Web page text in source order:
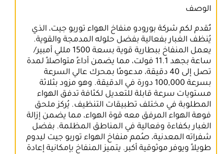
الوصف
تُقدم لكم شركة بورودو منفاخ الهواء توربو جيت، الذي
يُنظف الغبار بفعالية بفضل حلوله المدمجة والقوية.
يعمل المنفاخ ببطارية قوية بسعة 1500 مللي أمبير/
ساعة بجهد 11.1 فولت، مما يضمن أداءً متواصلاً لمدة
تصل إلى 40 دقيقة، مدعومًا بمحرك عالي السرعة
بسرعة 100,000 دورة في الدقيقة. وهو مزود بثلاثة
مستويات سرعة قابلة للتعديل لكثافة تدفق الهواء
المطلوبة في مختلف تطبيقات التنظيف. يُركز ملحق
فوهة الهواء المرفق معه قوة الهواء، مما يضمن إزالة
الغبار بكفاءة وفعالية في المناطق المظلمة. بفضل
شفراته المعدنية، صُمم منفاخ الهواء توربو جيت ليدوم
طويلاً ويوفر موثوقية أكبر. يتميز المنفاخ بإمكانية إعادة